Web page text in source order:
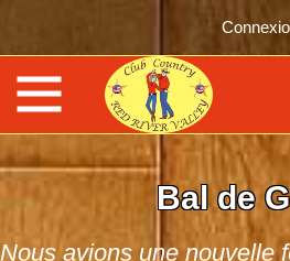
Bal de
Nous avions une nouvelle